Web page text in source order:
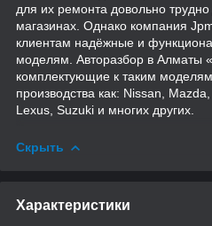
для их ремонта довольно
магазинах. Однако компания
клиентам надёжные и
моделям. Авторазбор в Алматы
комплектующие к таким
производства как: Nissan,
Lexus, Suzuki и многих других.
Скрыть
Характеристики